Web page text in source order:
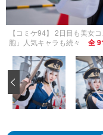
【コミケ94】 2日目も美女
胞」人気キャラも続々
全
‹